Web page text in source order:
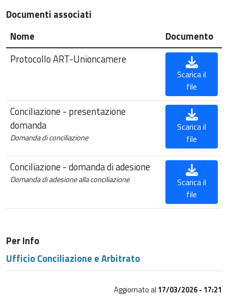
Documenti associati
Nome
Documento
Protocollo ART-Unioncamere
Scarica il
file
Conciliazione - presentazione
domanda
Domanda di conciliazione
Scarica il
file
Conciliazione - domanda di adesione
Domanda di adesione alla conciliazione
Scarica il
file
Per Info
Ufficio Conciliazione e Arbitrato
Aggiornato al 17/03/2026 - 17:21